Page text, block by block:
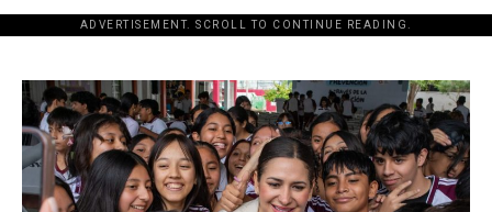
ADVERTISEMENT. SCROLL TO CONTINUE READING.
[adsforwp id="243463"]